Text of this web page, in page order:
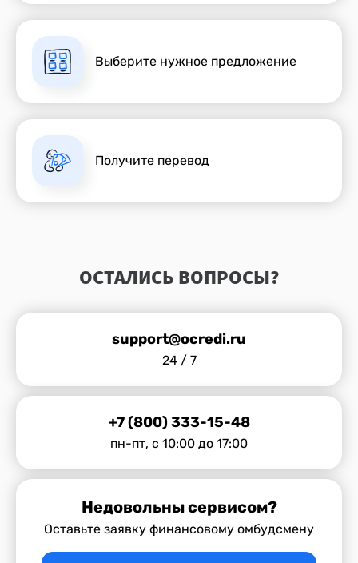
Выберите нужное предложение
Получите перевод
ОСТАЛИСЬ ВОПРОСЫ?
support@ocredi.ru
24 / 7
+7 (800) 333-15-48
пн-пт, с 10:00 до 17:00
Недовольны сервисом?
Оставьте заявку финансовому омбудсмену